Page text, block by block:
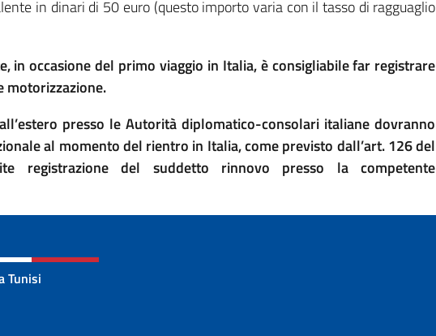
in dinari di 50 euro (questo importo varia con il tasso di ragguaglio
in occasione del primo viaggio in Italia, è consigliabile far registrare
motorizzazione.
presso le Autorità diplomatico-consolari italiane dovranno
al momento del rientro in Italia, come previsto dall’art. 126 del
registrazione del suddetto rinnovo presso la competente
Tunisi